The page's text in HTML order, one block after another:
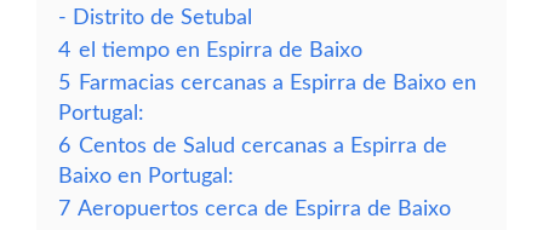
- Distrito de Setubal
4 el tiempo en Espirra de Baixo
5 Farmacias cercanas a Espirra de Baixo en
Portugal:
6 Centos de Salud cercanas a Espirra de
Baixo en Portugal:
7 Aeropuertos cerca de Espirra de Baixo